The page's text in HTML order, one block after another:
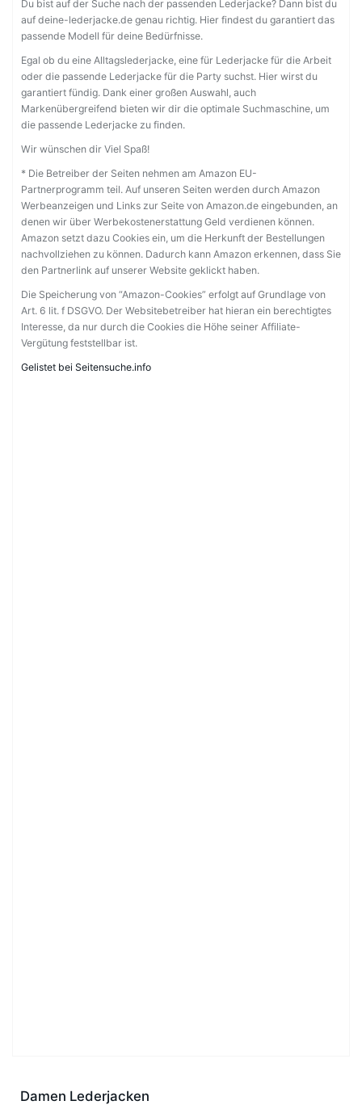
Du bist auf der Suche nach der passenden Lederjacke? Dann bist du
auf deine-lederjacke.de genau richtig. Hier findest du garantiert das
passende Modell für deine Bedürfnisse.
Egal ob du eine Alltagslederjacke, eine für Lederjacke für die Arbeit
oder die passende Lederjacke für die Party suchst. Hier wirst du
garantiert fündig. Dank einer großen Auswahl, auch
Markenübergreifend bieten wir dir die optimale Suchmaschine, um
die passende Lederjacke zu finden.
Wir wünschen dir Viel Spaß!
* Die Betreiber der Seiten nehmen am Amazon EU-
Partnerprogramm teil. Auf unseren Seiten werden durch Amazon
Werbeanzeigen und Links zur Seite von Amazon.de eingebunden, an
denen wir über Werbekostenerstattung Geld verdienen können.
Amazon setzt dazu Cookies ein, um die Herkunft der Bestellungen
nachvollziehen zu können. Dadurch kann Amazon erkennen, dass Sie
den Partnerlink auf unserer Website geklickt haben.
Die Speicherung von “Amazon-Cookies” erfolgt auf Grundlage von
Art. 6 lit. f DSGVO. Der Websitebetreiber hat hieran ein berechtigtes
Interesse, da nur durch die Cookies die Höhe seiner Affiliate-
Vergütung feststellbar ist.
Gelistet bei Seitensuche.info
Damen Lederjacken